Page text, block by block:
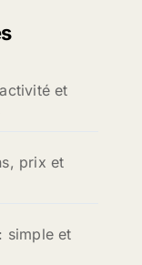
et
prix et
simple et